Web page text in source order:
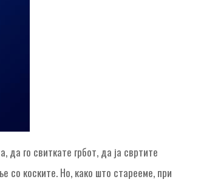
да го свиткате грбот, да ја свртите
со коските. Но, како што старееме, при